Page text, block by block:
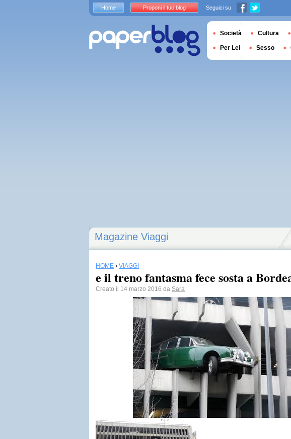
Magazine Viaggi
HOME › VIAGGI
e il treno fantasma fece sosta a
Creato il 14 marzo 2016 da Sara
Home Proponi il tuo blog Seguici su
Società Cultura
Per Lei Sesso